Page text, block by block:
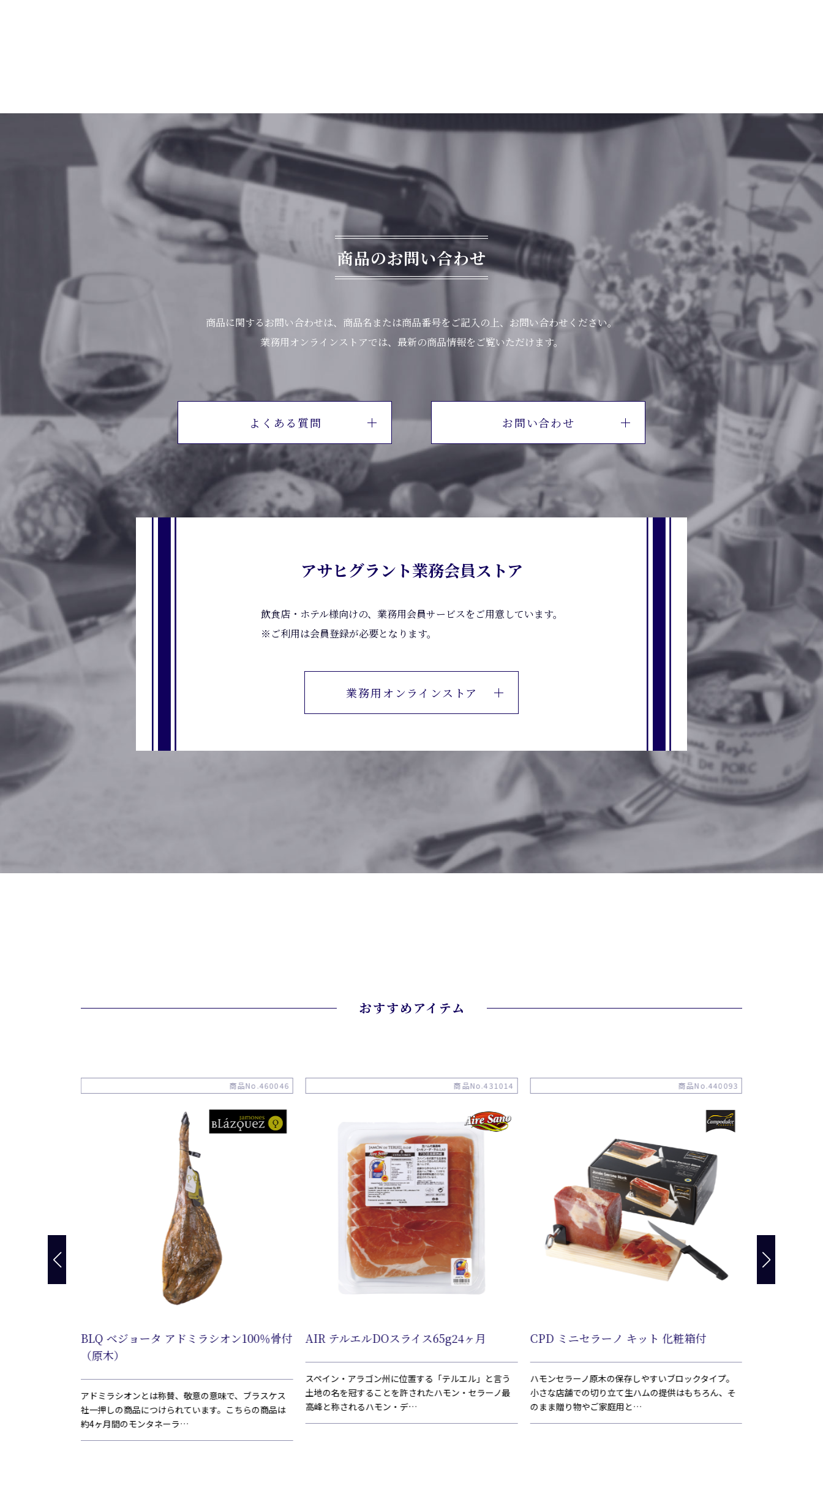
商品のお問い合わせ
商品に関するお問い合わせは、商品名または商品番号をご記入の上、お問い合わせください。
業務用オンラインストアでは、最新の商品情報をご覧いただけます。
よくある質問 お問い合わせ
アサヒグラント業務会員ストア
飲食店・ホテル様向けの、業務用会員サービスをご用意しています。
※ご利用は会員登録が必要となります。
業務用オンラインストア
おすすめアイテム
商品No.460046
BLQ ベジョータ アドミラシオン100％骨付
（原木）
アドミラシオンとは称賛、敬意の意味で、ブラスケス
社一押しの商品につけられています。こちらの商品は
約4ヶ月間のモンタネーラ…
商品No.431014
AIR テルエルDOスライス65g24ヶ月
スペイン・アラゴン州に位置する「テルエル」と言う
土地の名を冠することを許されたハモン・セラーノ最
高峰と称されるハモン・デ…
商品No.440093
CPD ミニセラーノ キット 化粧箱付
ハモンセラーノ原木の保存しやすいブロックタイプ。
小さな店舗での切り立て生ハムの提供はもちろん、そ
のまま贈り物やご家庭用と…